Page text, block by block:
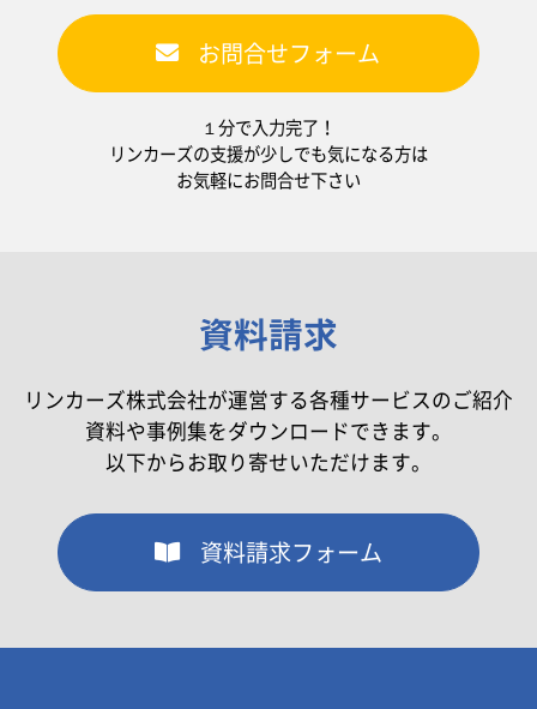
お問合せフォーム
１分で入力完了！
リンカーズの支援が少しでも気になる方は
お気軽にお問合せ下さい
資料請求
リンカーズ株式会社が運営する各種サービスのご紹介
資料や事例集をダウンロードできます。
以下からお取り寄せいただけます。
資料請求フォーム